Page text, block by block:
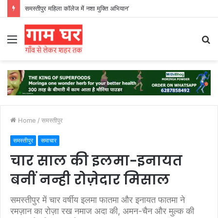
हड़ताली सफाईकर्मियों ने नगर निगम का घेराव किया’
Menu
Home / समस्तीपुर
समस्तीपुर समाचार
चार साल की इलमा-इनायत
बनीं नन्ही रोज़ेदार मिसाल
समस्तीपुर में चार वर्षीय इलमा फातमा और इनायत फातमा ने
रमज़ान का रोज़ा रख नमाज अदा की, अमन-चैन और मुल्क की